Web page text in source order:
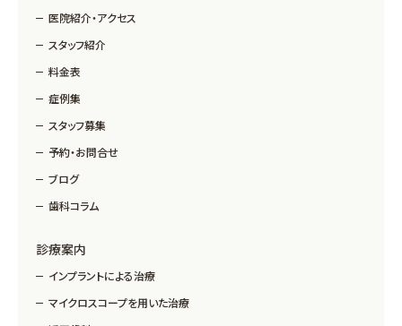
医院紹介・アクセス
スタッフ紹介
料金表
症例集
スタッフ募集
予約・お問合せ
ブログ
歯科コラム
診療案内
インプラントによる治療
マイクロスコープを用いた治療